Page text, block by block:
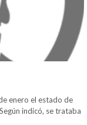
enero el estado de
indicó, se trataba